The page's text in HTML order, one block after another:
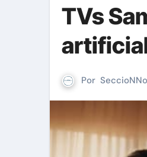
TVs
Por